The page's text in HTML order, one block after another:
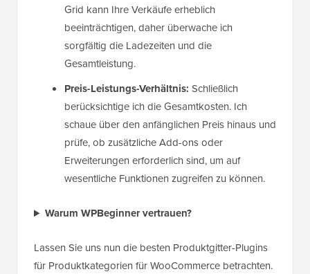
Grid kann Ihre Verkäufe erheblich
beeinträchtigen, daher überwache ich
sorgfältig die Ladezeiten und die
Gesamtleistung.
Preis-Leistungs-Verhältnis: Schließlich
berücksichtige ich die Gesamtkosten. Ich
schaue über den anfänglichen Preis hinaus und
prüfe, ob zusätzliche Add-ons oder
Erweiterungen erforderlich sind, um auf
wesentliche Funktionen zugreifen zu können.
Warum WPBeginner vertrauen?
Lassen Sie uns nun die besten Produktgitter-Plugins
für Produktkategorien für WooCommerce betrachten.